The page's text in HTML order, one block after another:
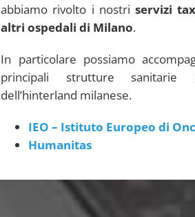
abbiamo rivolto i nostri servizi
altri ospedali di Milano.
In particolare possiamo
principali strutture
dell’hinterland milanese.
IEO – Istituto Europeo di
Humanitas